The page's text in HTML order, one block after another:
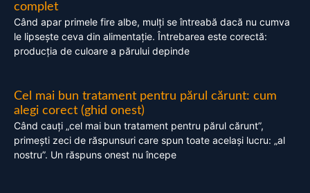
complet
Când apar primele fire albe, mulți se întreabă dacă nu cumva
le lipsește ceva din alimentație. Întrebarea este corectă:
producția de culoare a părului depinde
Cel mai bun tratament pentru părul cărunt: cum
alegi corect (ghid onest)
Când cauți „cel mai bun tratament pentru părul cărunt”,
primești zeci de răspunsuri care spun toate același lucru: „al
nostru”. Un răspuns onest nu începe